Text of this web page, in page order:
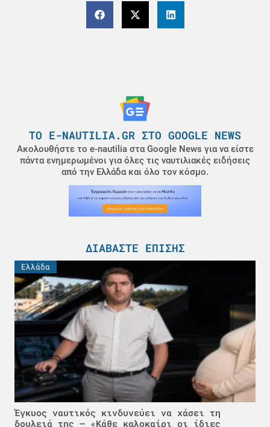
ΤΟ E-NAUTILIA.GR ΣΤΟ GOOGLE NEWS
Ακολουθήστε το e-nautilia στα Google News για να είστε
πάντα ενημερωμένοι για όλες τις ναυτιλιακές ειδήσεις
από την Ελλάδα και όλο τον κόσμο.
ΔΙΑΒΆΣΤΕ ΕΠΊΣΗΣ
Ελλάδα
Έγκυος ναυτικός κινδυνεύει να χάσει τη
δουλειά της – «Κάθε καλοκαίρι οι ίδιες